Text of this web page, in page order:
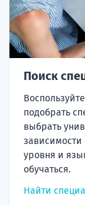
Поиск
подобрать
выбрать
зависимости
уровня и
обучаться.
Найти